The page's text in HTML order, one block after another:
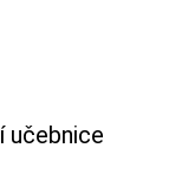
učebnice